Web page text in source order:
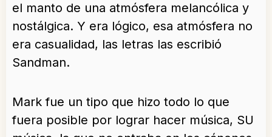
el manto de una atmósfera melancólica y
nostálgica. Y era lógico, esa atmósfera no
era casualidad, las letras las escribió
Sandman.
Mark fue un tipo que hizo todo lo que
fuera posible por lograr hacer música, SU